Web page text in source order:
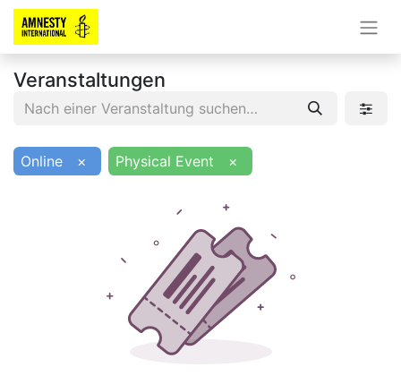
Veranstaltungen
Online × Physical Event ×